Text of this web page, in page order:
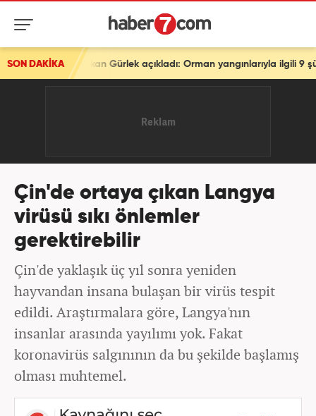
SON DAKİKA
Gürlek açıkladı: Orman yangınlarıyla ilgili 9 şüpheli tutuklandı
Çin'de ortaya çıkan Langya
virüsü sıkı önlemler
gerektirebilir
Çin'de yaklaşık üç yıl sonra yeniden
hayvandan insana bulaşan bir virüs tespit
edildi. Araştırmalara göre, Langya'nın
insanlar arasında yayılımı yok. Fakat
koronavirüs salgınının da bu şekilde başlamış
olması muhtemel.